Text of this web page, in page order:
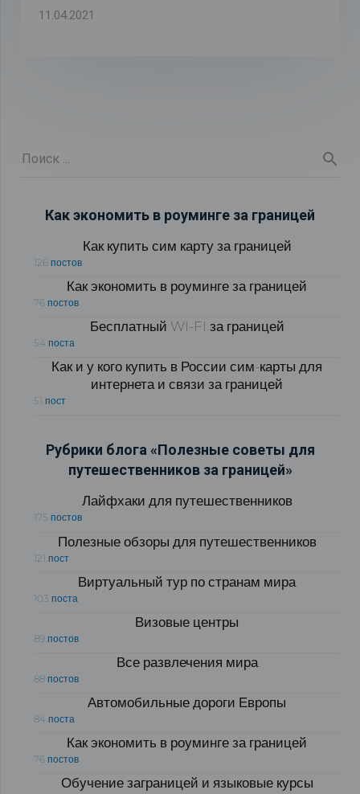
11.04.2021
Как экономить в роуминге за границей
Как купить сим карту за границей
126 постов
Как экономить в роуминге за границей
76 постов
Бесплатный WI-FI за границей
54 поста
Как и у кого купить в России сим-карты для
интернета и связи за границей
51 пост
Рубрики блога «Полезные советы для
путешественников за границей»
Лайфхаки для путешественников
175 постов
Полезные обзоры для путешественников
121 пост
Виртуальный тур по странам мира
103 поста
Визовые центры
89 постов
Все развлечения мира
88 постов
Автомобильные дороги Европы
84 поста
Как экономить в роуминге за границей
76 постов
Обучение заграницей и языковые курсы